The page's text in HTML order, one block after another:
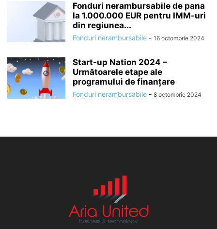
Fonduri nerambursabile de pana
la 1.000.000 EUR pentru IMM-uri
din regiunea...
Fonduri nerambursabile - 16 octombrie 2024
Start-up Nation 2024 –
Următoarele etape ale
programului de finanțare
Fonduri nerambursabile - 8 octombrie 2024